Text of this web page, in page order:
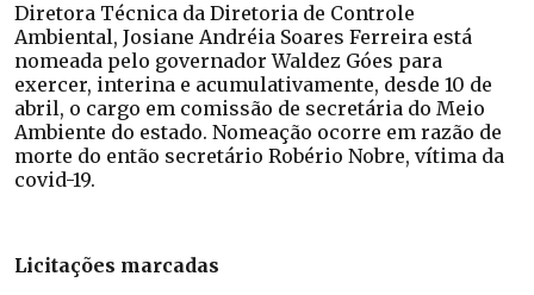
Diretora Técnica da Diretoria de Controle
Ambiental, Josiane Andréia Soares Ferreira está
nomeada pelo governador Waldez Góes para
exercer, interina e acumulativamente, desde 10 de
abril, o cargo em comissão de secretária do Meio
Ambiente do estado. Nomeação ocorre em razão de
morte do então secretário Robério Nobre, vítima da
covid-19.
Licitações marcadas